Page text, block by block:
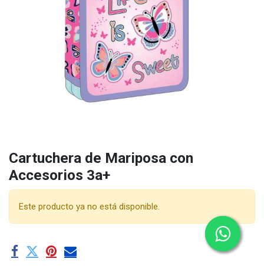
Cartuchera de Mariposa con
Accesorios 3a+
Este producto ya no está disponible.